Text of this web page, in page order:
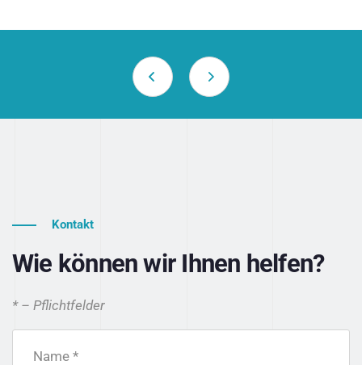
Kontakt
Wie können wir Ihnen helfen?
* – Pflichtfelder
Name *